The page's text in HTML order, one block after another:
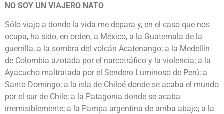
NO SOY UN VIAJERO NATO
Sólo viajo a donde la vida me depara y, en el caso que nos
ocupa, ha sido, en orden, a México, a la Guatemala de la
guerrilla, a la sombra del volcán Acatenango; a la Medellín
de Colombia azotada por el narcotráfico y la violencia; a la
Ayacucho maltratada por el Sendero Luminoso de Perú; a
Santo Domingo; a la isla de Chiloé donde se acaba el mundo
por el sur de Chile; a la Patagonia donde se acaba
irremisiblemente; a la Pampa argentina de arriba abajo; a la